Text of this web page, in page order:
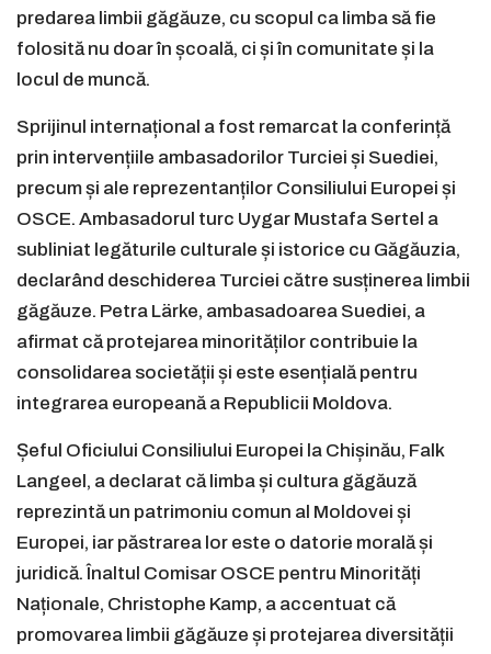
predarea limbii găgăuze, cu scopul ca limba să fie
folosită nu doar în școală, ci și în comunitate și la
locul de muncă.
Sprijinul internațional a fost remarcat la conferință
prin intervențiile ambasadorilor Turciei și Suediei,
precum și ale reprezentanților Consiliului Europei și
OSCE. Ambasadorul turc Uygar Mustafa Sertel a
subliniat legăturile culturale și istorice cu Găgăuzia,
declarând deschiderea Turciei către susținerea limbii
găgăuze. Petra Lärke, ambasadoarea Suediei, a
afirmat că protejarea minorităților contribuie la
consolidarea societății și este esențială pentru
integrarea europeană a Republicii Moldova.
Șeful Oficiului Consiliului Europei la Chișinău, Falk
Langeel, a declarat că limba și cultura găgăuză
reprezintă un patrimoniu comun al Moldovei și
Europei, iar păstrarea lor este o datorie morală și
juridică. Înaltul Comisar OSCE pentru Minorități
Naționale, Christophe Kamp, a accentuat că
promovarea limbii găgăuze și protejarea diversității